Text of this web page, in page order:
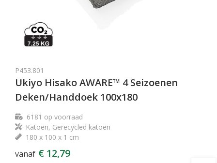
P453.801
Ukiyo Hisako AWARE™ 4 Seizoenen
Deken/Handdoek 100x180
6181 op voorraad
Katoen, Gerecycled katoen
180 x 100 x 1 cm
vanaf € 12,79